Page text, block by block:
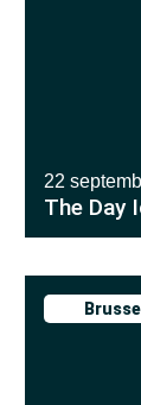
22
The Day
Brussel